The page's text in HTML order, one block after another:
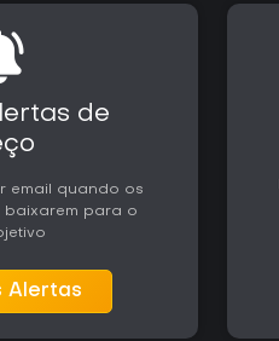
de
email quando os
para o
Alertas